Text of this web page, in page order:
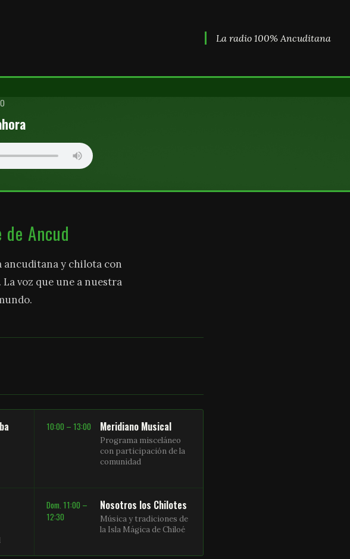
La radio 100% Ancuditana
Ancud
ancuditana y chilota con
voz que une a nuestra
10:00 – 13:00 Meridiano Musical
Programa misceláneo
con participación de la
comunidad
Dom. 11:00 –
12:30
Nosotros los Chilotes
Música y tradiciones de
la Isla Mágica de Chiloé